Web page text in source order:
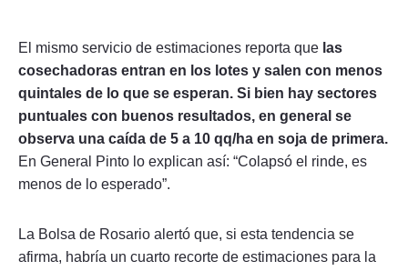
El mismo servicio de estimaciones reporta que las
cosechadoras entran en los lotes y salen con menos
quintales de lo que se esperan. Si bien hay sectores
puntuales con buenos resultados, en general se
observa una caída de 5 a 10 qq/ha en soja de primera.
En General Pinto lo explican así: “Colapsó el rinde, es
menos de lo esperado”.
La Bolsa de Rosario alertó que, si esta tendencia se
afirma, habría un cuarto recorte de estimaciones para la